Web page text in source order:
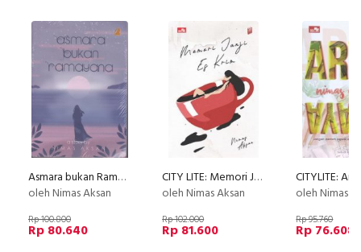
Asmara bukan Ramayana (novel roman)
oleh Nimas Aksan
Rp 100.800
Rp 80.640
CITY LITE: Memori Janji Es Krim
oleh Nimas Aksan
Rp 102.000
Rp 81.600
CITYLITE:
oleh Nimas
Rp 95.760
Rp 76.608